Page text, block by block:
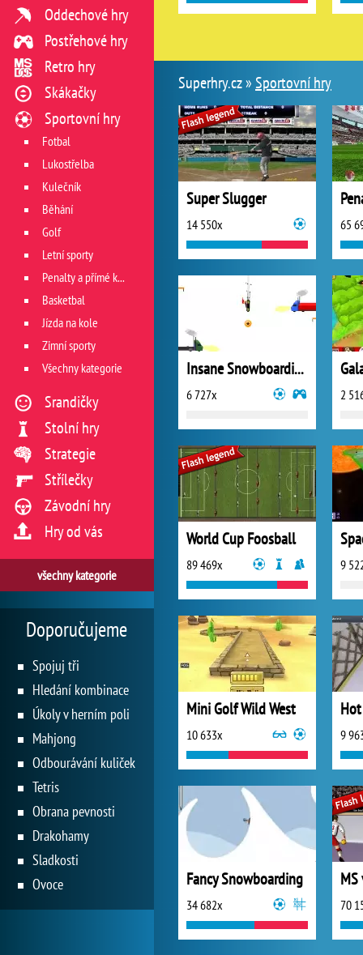
Superhry.cz »Sportovní hry
Super Slugger
14 550x 65
Insane Snowboarding
6 727x 2
World Cup Foosball
89 469x 9
Mini Golf Wild West
10 633x 9
Fancy Snowboarding
34 682x 70
Oddechové hry
Postřehové hry
Retro hry
Skákačky
Sportovní hry
Fotbal
Lukostřelba
Kulečník
Běhání
Golf
Letní sporty
Penalty a přímé kopy
Basketbal
Jízda na kole
Zimní sporty
Všechny kategorie
Srandičky
Stolní hry
Strategie
Střílečky
Závodní hry
Hry od vás
všechny kategorie
Doporučujeme
Spojuj tři
Hledání kombinace
Úkoly v herním poli
Mahjong
Odbourávání kuliček
Tetris
Obrana pevnosti
Drakohamy
Sladkosti
Ovoce